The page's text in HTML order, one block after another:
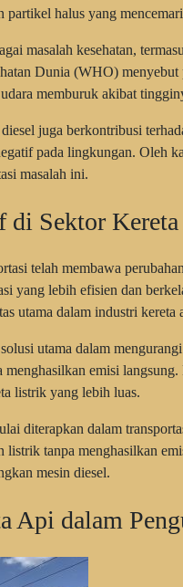
partikel halus yang
masalah kesehatan,
Dunia (WHO) menyebut
memburuk akibat
juga berkontribusi
pada lingkungan. Oleh
masalah ini.
Sektor
telah membawa
yang lebih efisien dan
utama dalam industri kereta
utama dalam
menghasilkan emisi
listrik yang lebih luas.
diterapkan dalam
listrik tanpa menghasilkan
mesin diesel.
Api dalam